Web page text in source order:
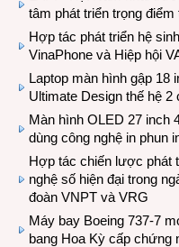
tâm phát triển trọng
Hợp tác phát triển hệ
VinaPhone và Hiệp hội
Laptop màn hình gập 18
Ultimate Design thế hệ
Màn hình OLED 27 inch
dùng công nghệ in phun
Hợp tác chiến lược phát
nghệ số hiện đại trong
đoàn VNPT và VRG
Máy bay Boeing 737-7
bang Hoa Kỳ cấp chứng